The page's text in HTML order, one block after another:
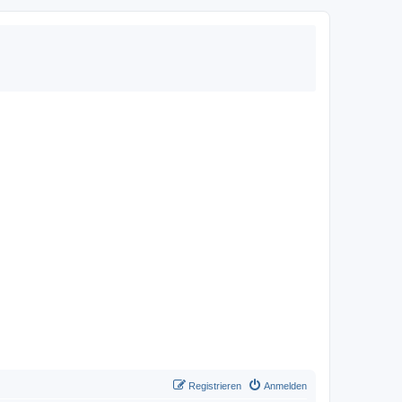
Anmelden
Registrieren